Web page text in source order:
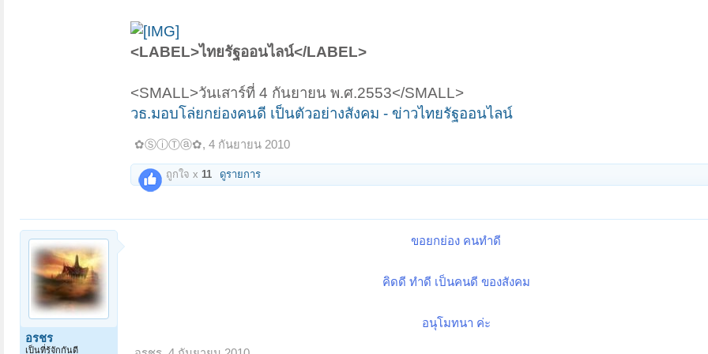
<LABEL>ไทยรัฐออนไลน์</LABEL>
<SMALL>วันเสาร์ที่ 4 กันยายน พ.ศ.2553</SMALL>
วธ.มอบโล่ยกย่องคนดี เป็นตัวอย่างสังคม - ข่าวไทยรัฐออนไลน์
✿ⓈⓘⓉⓐ✿, 4 กันยายน 2010
ถูกใจ x 11 ดูรายการ
อรชร
เป็นที่รู้จักกันดี
ขอยกย่อง คนทำดี
คิดดี ทำดี เป็นคนดี ของสังคม
อนุโมทนา ค่ะ